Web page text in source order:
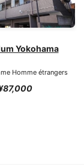
Yokohama
Homme étrangers